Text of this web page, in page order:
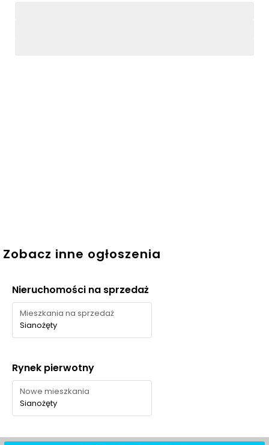
Zobacz inne ogłoszenia
Nieruchomości na sprzedaż
Mieszkania na sprzedaż
Sianożęty
Rynek pierwotny
Nowe mieszkania
Sianożęty